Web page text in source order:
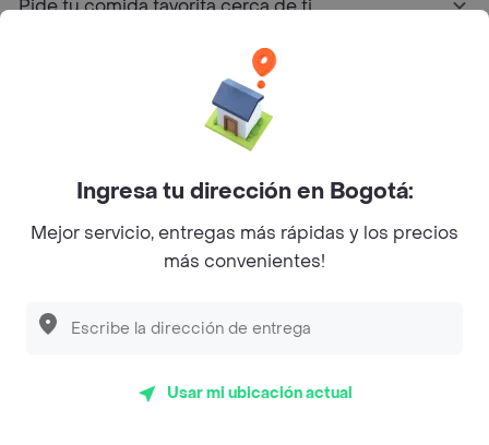
Pide tu comida favorita cerca de ti
Sobre Rappi
Facebook
Twitter
Instagram
©2026Rappi Inc. All rights reserved.
Ingresa tu dirección en Bogotá:
Mejor servicio, entregas más rápidas y los precios
más convenientes!
Usar mi ubicación actual